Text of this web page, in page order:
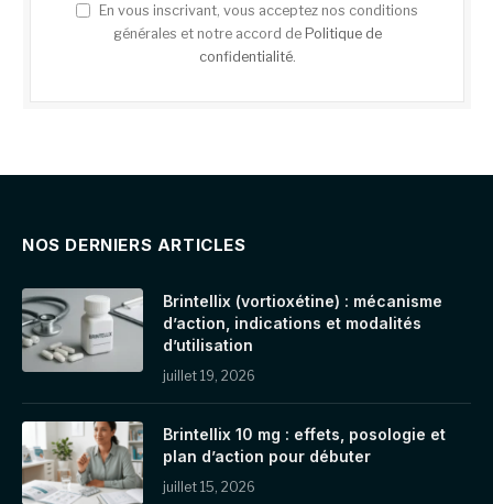
En vous inscrivant, vous acceptez nos conditions
générales et notre accord de Politique de
confidentialité.
NOS DERNIERS ARTICLES
Brintellix (vortioxétine) : mécanisme
d’action, indications et modalités
d’utilisation
juillet 19, 2026
Brintellix 10 mg : effets, posologie et
plan d’action pour débuter
juillet 15, 2026